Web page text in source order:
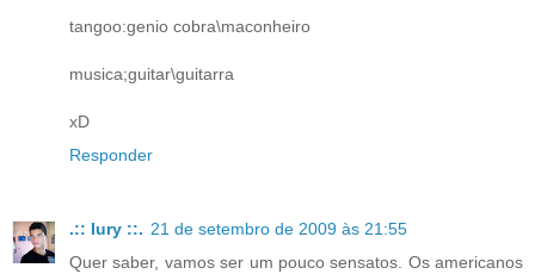
tangoo:genio cobra\maconheiro
musica;guitar\guitarra
xD
Responder
.:: Iury ::. 21 de setembro de 2009 às 21:55
Quer saber, vamos ser um pouco sensatos. Os americanos